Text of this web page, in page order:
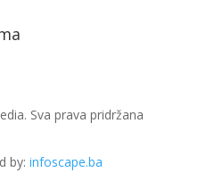
Sva prava pridržana
by: infoscape.ba